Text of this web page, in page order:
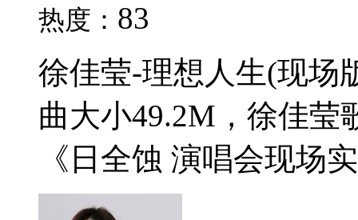
热度： 83
徐佳莹-理想人生(现场
曲大小49.2M，徐佳莹
《日全蚀 演唱会现场